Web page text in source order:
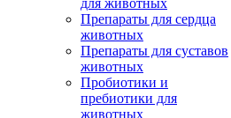
для животных
Препараты для сердца
животных
Препараты для суставов
животных
Пробиотики и
пребиотики для
животных